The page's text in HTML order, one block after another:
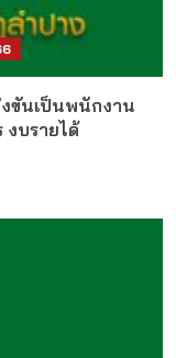
ขันเป็นพนักงาน
งบรายได้